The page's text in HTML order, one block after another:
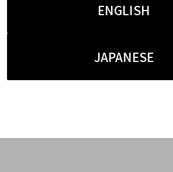
ENGLISH
JAPANESE
）
ト/ネイビー/ブラック